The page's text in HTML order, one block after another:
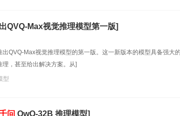
QVQ-Max视觉推理模型第一版]
出QVQ-Max视觉推理模型的第一版。这一新版本的模型具备强大
，甚至给出解决方案。从]
型
问 QwQ-32B 推理模型]